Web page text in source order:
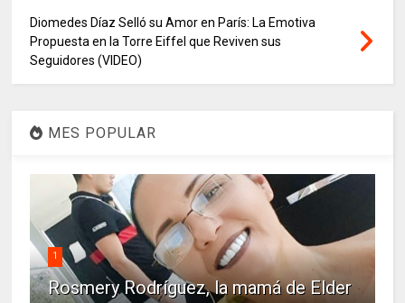
Diomedes Díaz Selló su Amor en París: La Emotiva
Propuesta en la Torre Eiffel que Reviven sus
Seguidores (VIDEO)
MES POPULAR
1
Rosmery Rodríguez, la mamá de Elder